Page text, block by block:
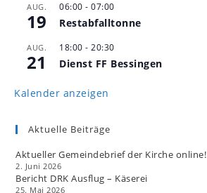
AUG.
19
06:00 - 07:00
Restabfalltonne
AUG.
21
18:00 - 20:30
Dienst FF Bessingen
Kalender anzeigen
Aktuelle Beiträge
Aktueller Gemeindebrief der Kirche online!
2. Juni 2026
Bericht DRK Ausflug – Käserei
25. Mai 2026